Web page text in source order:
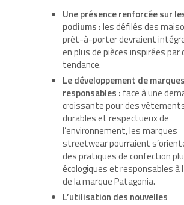
Une présence renforcée sur
podiums :les défilés des
prêt-à-porter devraient
en plus de pièces inspirées
tendance.
Le développement de
responsables : face à une
croissante pour des
durables et respectueux de
l’environnement, les marques
streetwear pourraient
des pratiques de confection
écologiques et responsables à
de la marque Patagonia.
L’utilisation des nouvelles